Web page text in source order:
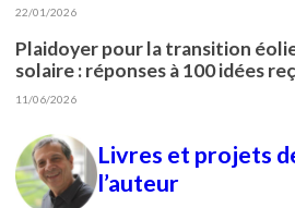
22/01/2026
Plaidoyer pour la transition
solaire : réponses à 100 idées
11/06/2026
Livres et projets
l’auteur